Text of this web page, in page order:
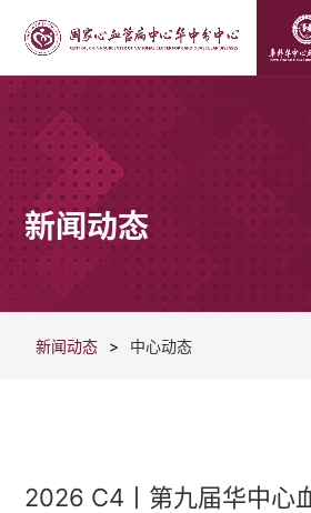
新闻动态
新闻动态 > 中心动态
2026 C4丨第九届华中心